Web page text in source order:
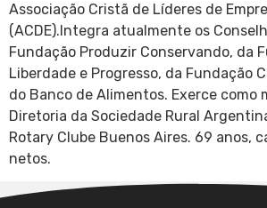
Associação Cristã de Líderes de
(ACDE).Integra atualmente os
Fundação Produzir Conservando, da
Liberdade e Progresso, da Fundação
do Banco de Alimentos. Exerce como
Diretoria da Sociedade Rural
Rotary Clube Buenos Aires. 69 anos,
netos.